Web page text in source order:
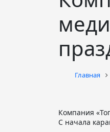
Главная
Компания
С начала